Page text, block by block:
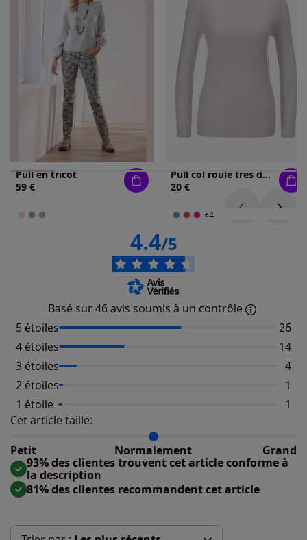
Pull en tricot
59 €
Pull col roulé très doux
20 €
+4
4.4/5
Basé sur 46 avis soumis à un contrôle
5 étoiles
26
4 étoiles
14
3 étoiles
4
2 étoiles
1
1 étoile
1
Cet article taille:
Petit
Normalement Grand
Répartition du taillant selon les avis clients
Taille normalement : 88%
Taille grand : 6%
93% des clientes trouvent cet article conforme à
la description
81% des clientes recommandent cet article